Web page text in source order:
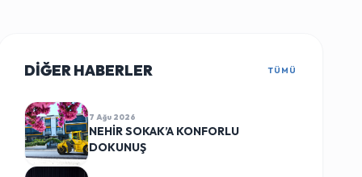
DİĞER HABERLER TÜMÜ
7 Ağu 2026
NEHİR SOKAK’A KONFORLU
DOKUNUŞ